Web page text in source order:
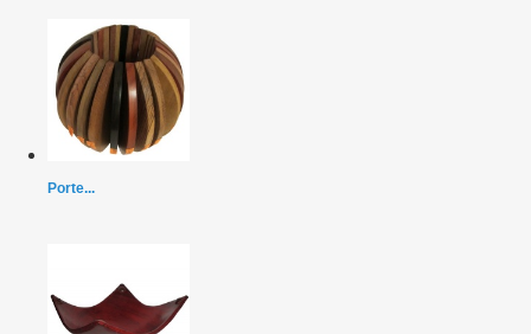
Porte...